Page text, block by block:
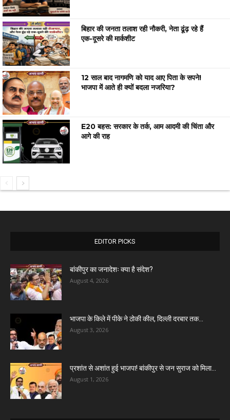
बिहार की जनता तलाश रही नौकरी, नेता ढूंढ़ रहे हैं
एक-दूसरे की मार्कशीट
12 साल बाद नागमणि को याद आए पिता के सपने!
भाजपा में आते ही क्यों बदला नजरिया?
E20 बहस: सरकार के तर्क, आम आदमी की चिंता और
आगे की राह
EDITOR PICKS
बांकीपुर का जनादेशः क्या है संदेश?
August 4, 2026
भाजपा के किले में पीके ने ठोकी कील, दिल्ली दरबार तक...
August 3, 2026
प्रशांत से अशांत हुई भाजपा! बांकीपुर से जन सुराज को मिला...
August 1, 2026